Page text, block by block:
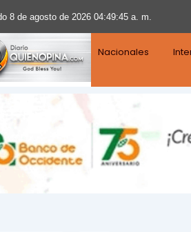
8 de agosto de 2026 04:49:46 a. m.
Nacionales